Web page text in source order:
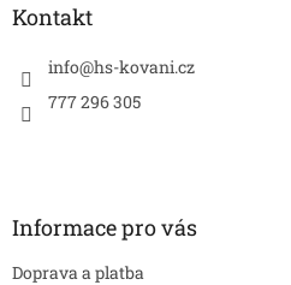
Kontakt
info@hs-kovani.cz
777 296 305
Informace pro vás
Doprava a platba